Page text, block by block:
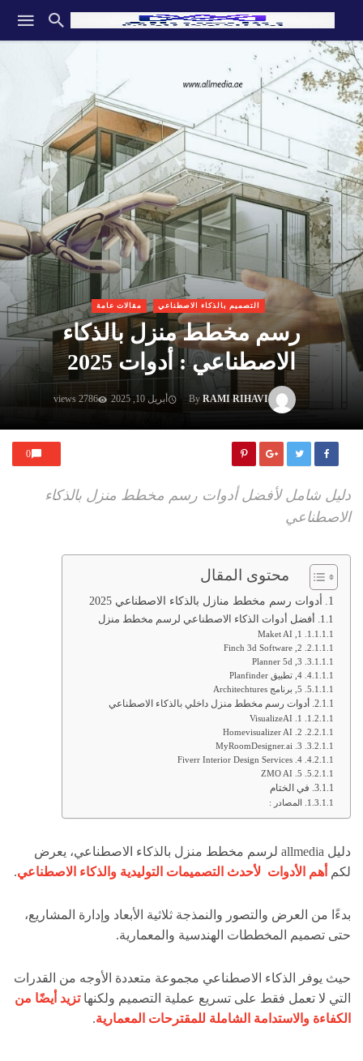
التصميم بالذكاء الاصطناعي مقالات عامة
رسم مخطط منزل بالذكاء
الاصطناعي : أدوات 2025
By RAMI RIHAVI أبريل 10, 2025 2786 views
0
دليل شامل لأفضل أدوات رسم مخطط منزل بالذكاء
الاصطناعي
محتوى المقال
أدوات رسم مخطط منازل بالذكاء الاصطناعي 2025
أفضل أدوات الذكاء الاصطناعي لرسم مخطط منزل
1, Maket AI
2, Finch 3d Software
3, Planner 5d
4, تطبيق Planfinder
5, برنامج Architechtures
أدوات رسم مخطط منزل داخلي بالذكاء الاصطناعي
1. VisualizeAI
2. Homevisualizer AI
3. MyRoomDesigner.ai
4. Fiverr Interior Design Services
5. ZMO AI
في الختام
المصادر :
دليل allmedia لرسم مخطط منزل بالذكاء الاصطناعي، يعرض
لكم أهم الأدوات لأحدث التصميمات التوليدية والذكاء الاصطناعي.
بدءًا من العرض والتصور والنمذجة ثلاثية الأبعاد وإدارة المشاريع،
حتى تصميم المخططات الهندسية والمعمارية.
حيث يوفر الذكاء الاصطناعي مجموعة متعددة الأوجه من القدرات
التي لا تعمل فقط على تسريع عملية التصميم ولكنهاتزيد أيضًا من
الكفاءة والاستدامة الشاملة للمقترحات المعمارية.